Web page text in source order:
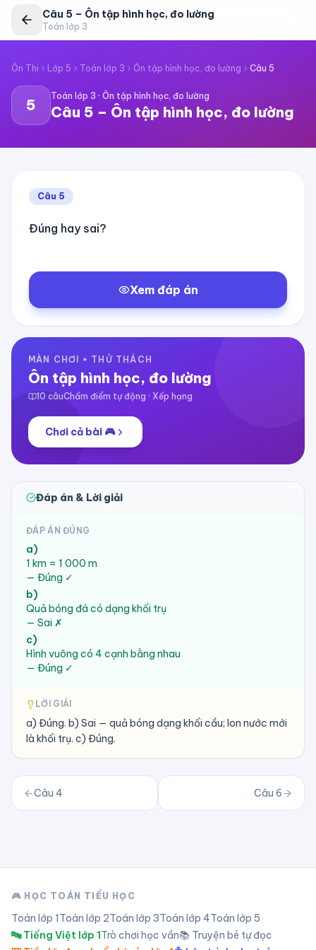
Câu 5 – Ôn tập hình học, đo lường
Toán lớp 3
Ôn Thi Lớp 5 Toán lớp 3 Ôn tập hình học, đo lường Câu 5
5
Toán lớp 3 · Ôn tập hình học, đo lường
Câu 5 – Ôn tập hình học, đo lường
Câu 5
Đúng hay sai?
Xem đáp án
MÀN CHƠI + THỬ THÁCH
Ôn tập hình học, đo lường
10 câuChấm điểm tự động · Xếp hạng
Chơi cả bài 🎮
Đáp án & Lời giải
ĐÁP ÁN ĐÚNG
a)
1 km = 1 000 m
— Đúng ✓
b)
Quả bóng đá có dạng khối trụ
— Sai ✗
c)
Hình vuông có 4 cạnh bằng nhau
— Đúng ✓
LỜI GIẢI
a) Đúng. b) Sai — quả bóng dạng khối cầu; lon nước mới
là khối trụ. c) Đúng.
Câu 4 Câu 6
🎮 HỌC TOÁN TIỂU HỌC
Toán lớp 1Toán lớp 2Toán lớp 3Toán lớp 4Toán lớp 5
🔤 Tiếng Việt lớp 1Trò chơi học vần📚 Truyện bé tự đọc